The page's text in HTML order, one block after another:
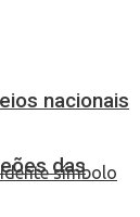
nacionais
das